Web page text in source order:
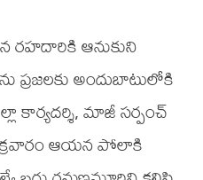
రహదారికి ఆనుకుని
ప్రజలకు అందుబాటులోకి
కార్యదర్శి, మాజీ సర్పంచ్
ఆయన పోలాకి